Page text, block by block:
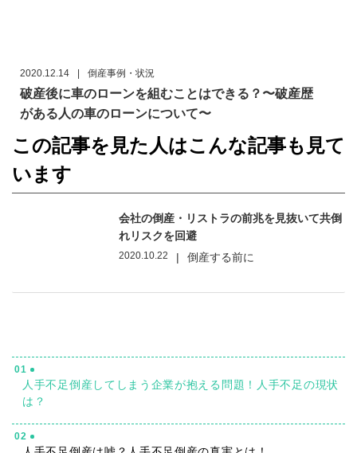
2020.12.14 倒産事例・状況
破産後に車のローンを組むことはできる？〜破産歴
がある人の車のローンについて〜
この記事を見た人はこんな記事も見て
います
会社の倒産・リストラの前兆を見抜いて共倒
れリスクを回避
2020.10.22 | 倒産する前に
01
人手不足倒産してしまう企業が抱える問題！人手不足の現状
は？
02